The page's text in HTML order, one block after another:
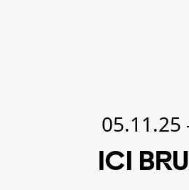
05.11.25
ICI